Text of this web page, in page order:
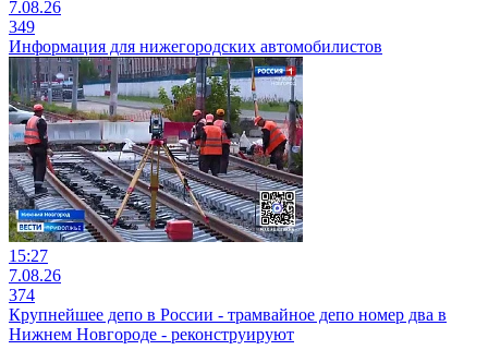
7.08.26
349
Информация для нижегородских автомобилистов
15:27
7.08.26
374
Крупнейшее депо в России - трамвайное депо номер два в
Нижнем Новгороде - реконструируют